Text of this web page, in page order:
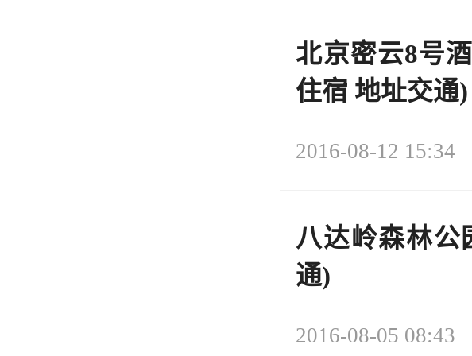
北京密云8号
住宿 地址交通)
2016-08-12 15:34
八达岭森林公
通)
2016-08-05 08:43